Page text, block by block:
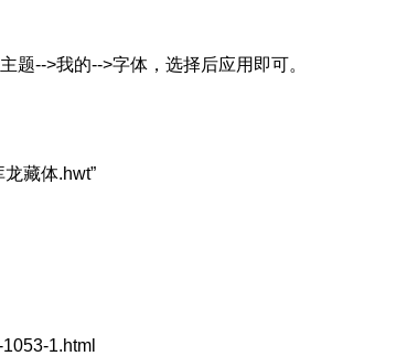
题-->我的-->字体，选择后应用即可。
藏体.hwt”
1.html